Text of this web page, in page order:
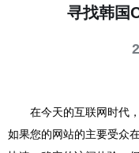
寻找韩国
在今天的互联网时代
如果您的网站的主要受众